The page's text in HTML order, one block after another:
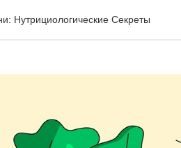
Нутрициологические Секреты
- Как Рок!